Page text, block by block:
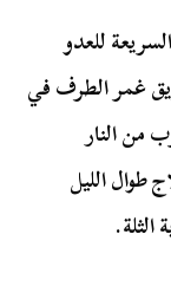
للعدو
غمر الطرف في
من النار
طوال الليل